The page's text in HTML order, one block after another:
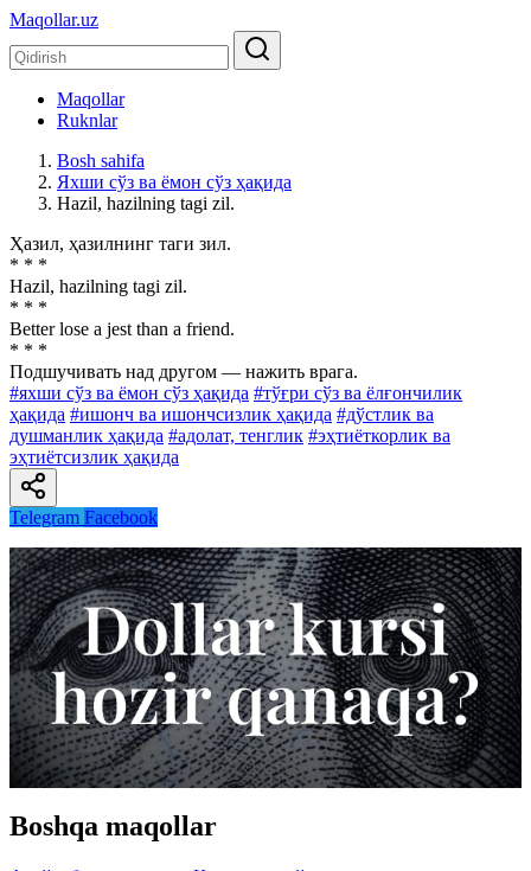
Maqollar.uz
Maqollar
Ruknlar
Bosh sahifa
Яхши сўз ва ёмон сўз ҳақида
Hazil, hazilning tagi zil.
Ҳазил, ҳазилнинг таги зил.
* * *
Hazil, hazilning tagi zil.
* * *
Better lose a jest than a friend.
* * *
Подшучивать над другом — нажить врага.
#яхши сўз ва ёмон сўз ҳақида #тўғри сўз ва ёлғончилик
ҳақида #ишонч ва ишончсизлик ҳақида #дўстлик ва
душманлик ҳақида #адолат, тенглик #эҳтиёткорлик ва
эҳтиётсизлик ҳақида
Telegram Facebook
Boshqa maqollar